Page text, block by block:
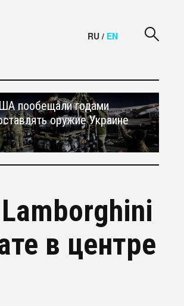
RU / EN
пообещали годами
оружие Украине
в центре